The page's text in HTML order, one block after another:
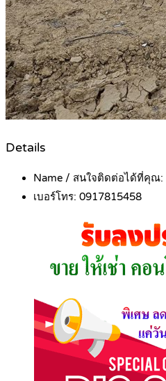
Details
Name / สนใจติดต่อได้ที่คุณ:
เบอร์โทร: 0917815458